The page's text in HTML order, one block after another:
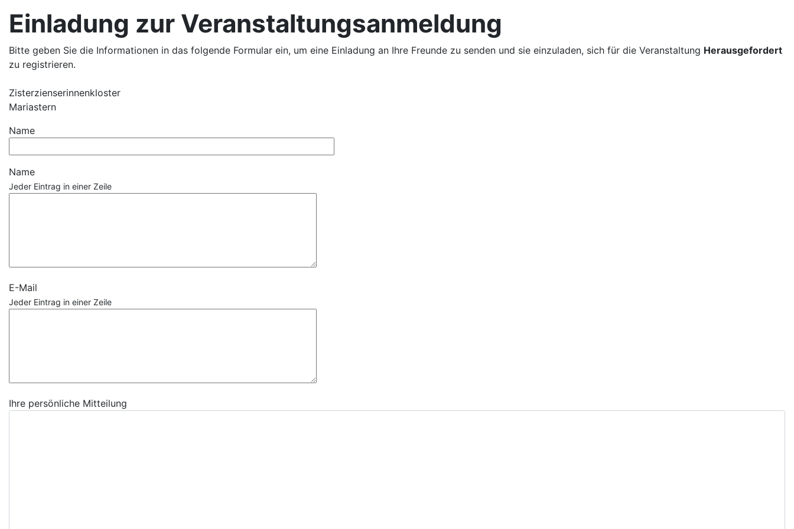
Einladung zur Veranstaltungsanmeldung
Bitte geben Sie die Informationen in das folgende Formular ein, um eine Einladung an Ihre Freunde zu senden und sie einzuladen, sich für die Veranstaltung Herausgefordert
zu registrieren.
Zisterzienserinnenkloster
Mariastern
Name
Name
Jeder Eintrag in einer Zeile
E-Mail
Jeder Eintrag in einer Zeile
Ihre persönliche Mitteilung